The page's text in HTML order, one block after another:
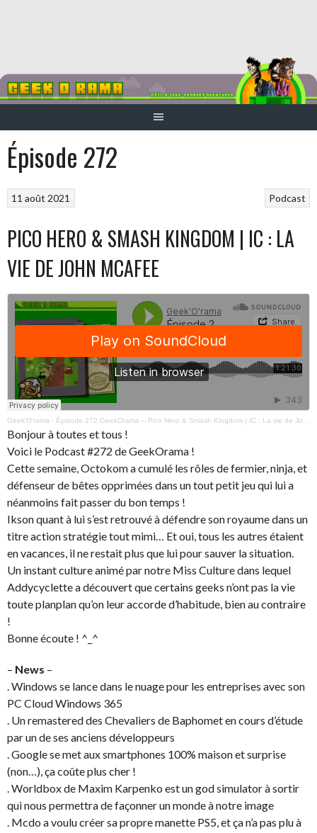
Épisode 272
Podcast
11 août 2021
PICO HERO & SMASH KINGDOM | IC : LA
VIE DE JOHN MCAFEE
Geek'O'rama · Épisode 272 GeekOrama – Pico Hero & Smash Kingdom | IC : La vie de John McAfee
Bonjour à toutes et tous !
Voici le Podcast #272 de GeekOrama !
Cette semaine, Octokom a cumulé les rôles de fermier, ninja, et
défenseur de bêtes opprimées dans un tout petit jeu qui lui a
néanmoins fait passer du bon temps !
Ikson quant à lui s’est retrouvé à défendre son royaume dans un
titre action stratégie tout mimi… Et oui, tous les autres étaient
en vacances, il ne restait plus que lui pour sauver la situation.
Un instant culture animé par notre Miss Culture dans lequel
Addycyclette a découvert que certains geeks n’ont pas la vie
toute planplan qu’on leur accorde d’habitude, bien au contraire
!
Bonne écoute ! ^_^
– News –
. Windows se lance dans le nuage pour les entreprises avec son
PC Cloud Windows 365
. Un remastered des Chevaliers de Baphomet en cours d’étude
par un de ses anciens développeurs
. Google se met aux smartphones 100% maison et surprise
(non…), ça coûte plus cher !
. Worldbox de Maxim Karpenko est un god simulator à sortir
qui nous permettra de façonner un monde à notre image
. Mcdo a voulu créer sa propre manette PS5, et ça n’a pas plu à